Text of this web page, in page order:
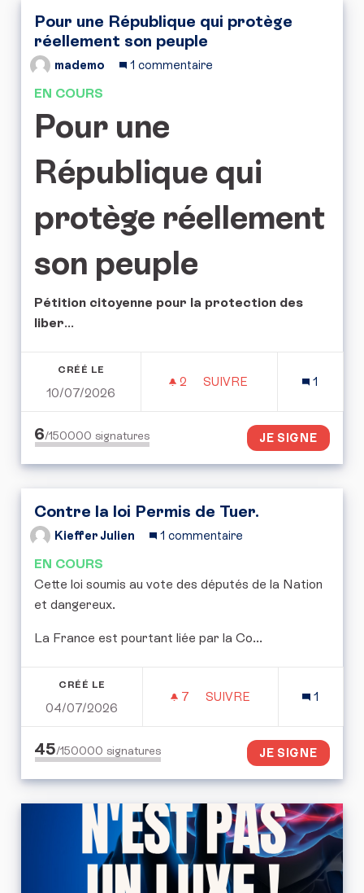
Pour une République qui protège
réellement son peuple
mademo 1 commentaire
EN COURS
Pour une
République qui
protège réellement
son peuple
Pétition citoyenne pour la protection des
liber...
CRÉÉ LE
10/07/2026
2 2 ABONNÉS
SUIVRE
1
6/150000 signatures JE SIGNE
Contre la loi Permis de Tuer.
Kieffer Julien 1 commentaire
EN COURS
Cette loi soumis au vote des députés de la Nation
et dangereux.
La France est pourtant liée par la Co...
CRÉÉ LE
04/07/2026
7 7 ABONNÉS
SUIVRE
1
45/150000 signatures JE SIGNE